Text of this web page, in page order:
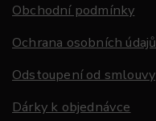
Obchodní podmínky
Ochrana osobních údajů
Odstoupení od smlouvy
Dárky k objednávce